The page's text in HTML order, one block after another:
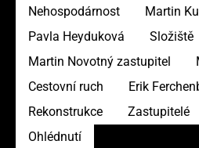
Nehospodárnost
Martin
Pavla Heyduková
Složiště
Martin Novotný zastupitel
Cestovní ruch
Erik
Rekonstrukce
Zastupitelé
Ohlédnutí